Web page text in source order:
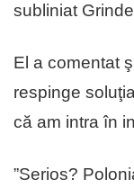
subliniat
El a comentat
respinge
că am intra în
”Serios?